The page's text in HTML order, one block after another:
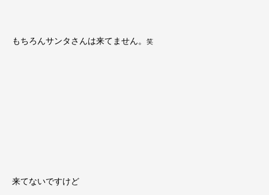
もちろんサンタさんは来てません。 笑
来てないですけど